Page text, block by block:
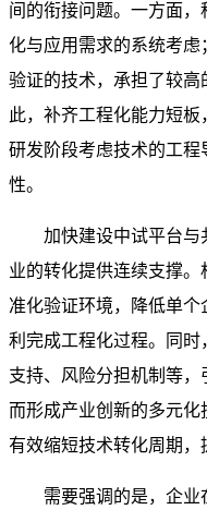
间的衔接问题。一方面
化与应用需求的系统考
验证的技术，承担了较高
此，补齐工程化能力短
研发阶段考虑技术的工
性。
加快建设中试平台与
业的转化提供连续支撑
准化验证环境，降低单
利完成工程化过程。同
支持、风险分担机制等
而形成产业创新的多元化
有效缩短技术转化周期，
需要强调的是，企